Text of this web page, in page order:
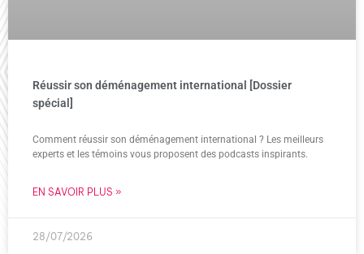
Réussir son déménagement international [Dossier
spécial]
Comment réussir son déménagement international ? Les meilleurs
experts et les témoins vous proposent des podcasts inspirants.
EN SAVOIR PLUS »
28/07/2026